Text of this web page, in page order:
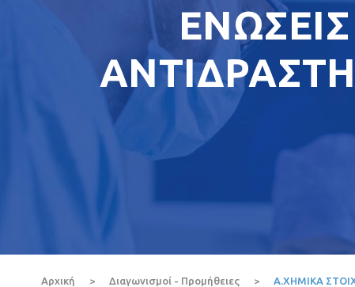
Αρχική > Διαγωνισμοί - Προμήθειες > Α.ΧΗΜΙΚΑ